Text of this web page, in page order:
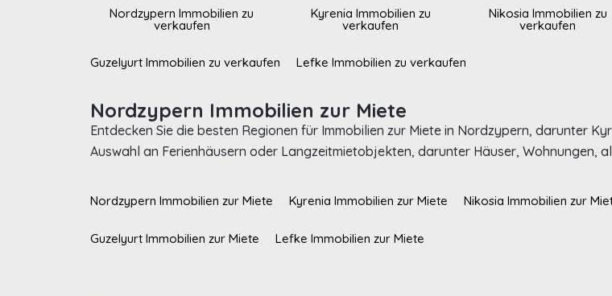
Nordzypern Immobilien zu
verkaufen
Kyrenia Immobilien zu
verkaufen
Nikosia Immobilien zu
verkaufen
Guzelyurt Immobilien zu verkaufen Lefke Immobilien zu verkaufen
Nordzypern Immobilien zur Miete
Entdecken Sie die besten Regionen für Immobilien zur Miete in Nordzypern, darunter
Auswahl an Ferienhäusern oder Langzeitmietobjekten, darunter Häuser, Wohnungen,
Nordzypern Immobilien zur Miete Kyrenia Immobilien zur Miete Nikosia Immobilien zur
Guzelyurt Immobilien zur Miete Lefke Immobilien zur Miete